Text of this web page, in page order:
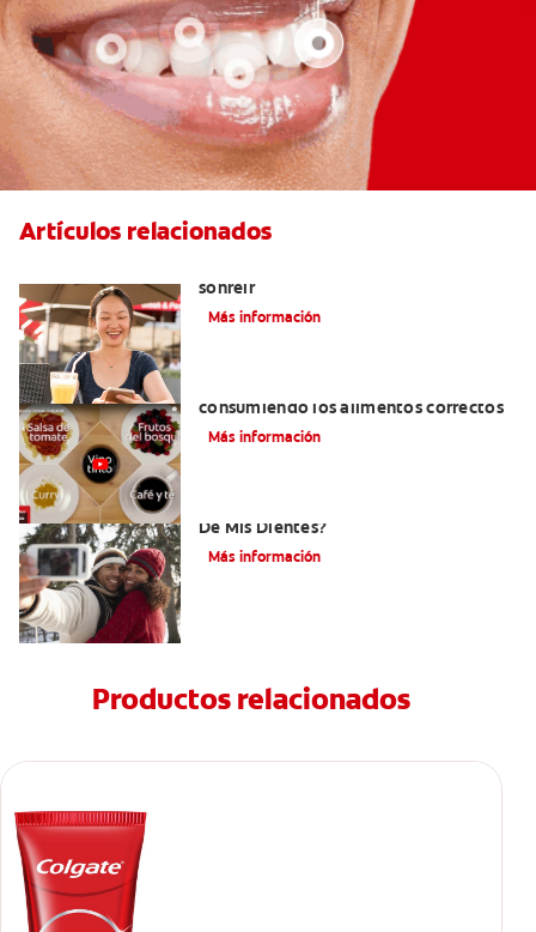
Artículos relacionados
sonreír
Más información
consumiendo los alimentos correctos
Más información
De Mis Dientes?
Más información
Productos relacionados